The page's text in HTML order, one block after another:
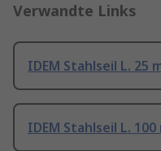
Verwandte Links
IDEM Stahlseil L. 25
IDEM Stahlseil L.